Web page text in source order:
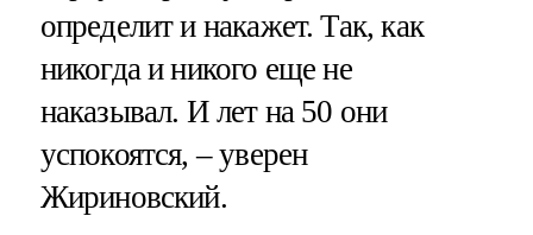
определит и накажет. Так, как
никогда и никого еще не
наказывал. И лет на 50 они
успокоятся, – уверен
Жириновский.